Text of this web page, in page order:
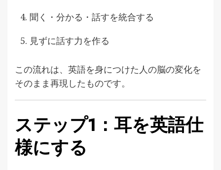
聞く・分かる・話すを統合する
見ずに話す力を作る
この流れは、英語を身につけた人の脳の変化を
そのまま再現したものです。
ステップ1：耳を英語仕
様にする